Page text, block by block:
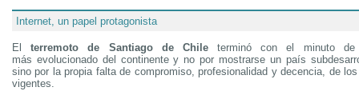
Internet, un papel protagonista
Elterremoto de Santiago de Chileterminó con el minuto de
más evolucionado del continente y no por mostrarse un país
sino por la propia falta de compromiso, profesionalidad y decencia, de
vigentes.